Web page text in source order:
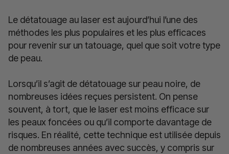
Le détatouage au laser est aujourd’hui l’une des
méthodes les plus populaires et les plus efficaces
pour revenir sur un tatouage, quel que soit votre type
de peau.
Lorsqu’il s’agit de détatouage sur peau noire, de
nombreuses idées reçues persistent. On pense
souvent, à tort, que le laser est moins efficace sur
les peaux foncées ou qu’il comporte davantage de
risques. En réalité, cette technique est utilisée depuis
de nombreuses années avec succès, y compris sur